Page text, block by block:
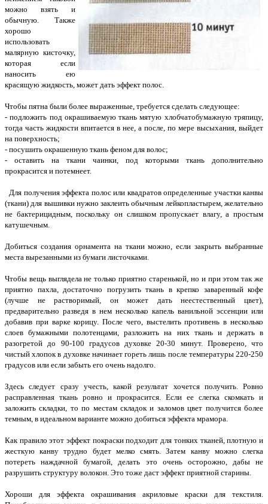
можно взять и
обычную. Также
хорошо
использовать
малярную кисточку,
которая если
наносить ею
красящую жидкость, может дать эффект полос.
Чтобы пятна были более выраженные, требуется сделать следующее:
- подложить под окрашиваемую ткань мятую хлобчатобумажную тряпицу,
тогда часть жидкости впитается в нее, а после, по мере высыхания, выйдет
на поверхность;
- посушить окрашенную ткань феном для волос;
- оставить на ткани чаинки, под которыми ткань дополнительно
прокрасится и потемнеет.
Для получения эффекта полос или квадратов определенные участки канвы
(ткани) для вышивки нужно заклеить обычным лейкопластырем, желательно
не бактерицидным, поскольку он слишком пропускает влагу, а простым
катушечным.
Добиться создания орнамента на ткани можно, если закрыть выбранные
места вырезанными из бумаги листочками.
Чтобы вещь выглядела не только приятно старенькой, но и при этом так же
приятно пахла, достаточно погрузить ткань в крепко заваренный кофе
(лучше не растворимый, он может дать неестественный цвет),
предварительно разведя в нем несколько капель ванильной эссенции или
добавив при варке корицу. После чего, выстелить противень в несколько
слоев бумажными полотенцами, разложить на них ткань и держать в
разогретой до 90-100 градусов духовке 20-30 минут. Проверено, что
чистый хлопок в духовке начинает гореть лишь после температуры 220-250
градусов или если забыть его очень надолго.
Здесь следует сразу учесть, какой результат хочется получить. Ровно
расправленная ткань ровно и прокрасится. Если ее слегка скомкать и
заложить складки, то по местам складок и заломов цвет получится более
темным, в идеальном варианте можно добиться эффекта мрамора.
Как правило этот эффект покраски подходит для тонких тканей, плотную и
жесткую канву трудно будет мелко смять. Затем канву можно слегка
потереть наждачной бумагой, делать это очень осторожно, дабы не
разрушить структуру волокон. Это тоже даст эффект приятной старины.
Хороши для эффекта окрашивания акриловые краски для текстиля.